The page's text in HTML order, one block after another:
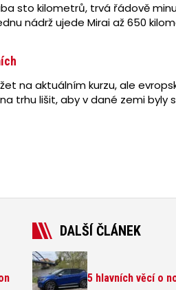
sto kilometrů, trvá řádově
nádrž ujede Mirai až 650
na aktuálním kurzu, ale
trhu lišit, aby v dané zemi byly
DALŠÍ ČLÁNEK
5 hlavních věcí o